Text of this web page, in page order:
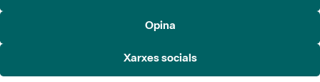
Opina
Xarxes socials